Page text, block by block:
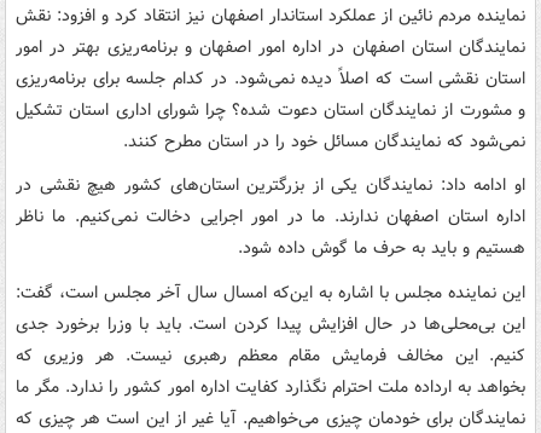
نماینده مردم نائین از عملکرد استاندار اصفهان نیز انتقاد کرد و افزود: نقش
نمایندگان استان اصفهان در اداره امور اصفهان و برنامه‌ریزی بهتر در امور
استان نقشی است که اصلاً دیده نمی‌شود. در کدام جلسه برای برنامه‌ریزی
و مشورت از نمایندگان استان دعوت شده؟ چرا شورای اداری استان تشکیل
نمی‌شود که نمایندگان مسائل خود را در استان مطرح کنند.
او ادامه داد: نمایندگان یکی از بزرگترین استان‌های کشور هیچ نقشی در
اداره استان اصفهان ندارند. ما در امور اجرایی دخالت نمی‌کنیم. ما ناظر
هستیم و باید به حرف ما گوش داده شود.
این نماینده مجلس با اشاره به این‌که امسال سال آخر مجلس است، گفت:
این بی‌محلی‌ها در حال افزایش پیدا کردن است. باید با وزرا برخورد جدی
کنیم. این مخالف فرمایش مقام معظم رهبری نیست. هر وزیری که
بخواهد به ارداده ملت احترام نگذارد کفایت اداره امور کشور را ندارد. مگر ما
نمایندگان برای خودمان چیزی می‌خواهیم.‌ آیا غیر از این است هر چیزی که